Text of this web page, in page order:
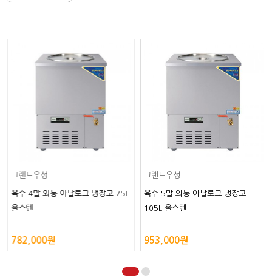
그랜드우성
육수 4말 외통 아날로그 냉장고 75L
올스텐
782,000원
그랜드우성
육수 5말 외통 아날로그 냉장고
105L 올스텐
953,000원